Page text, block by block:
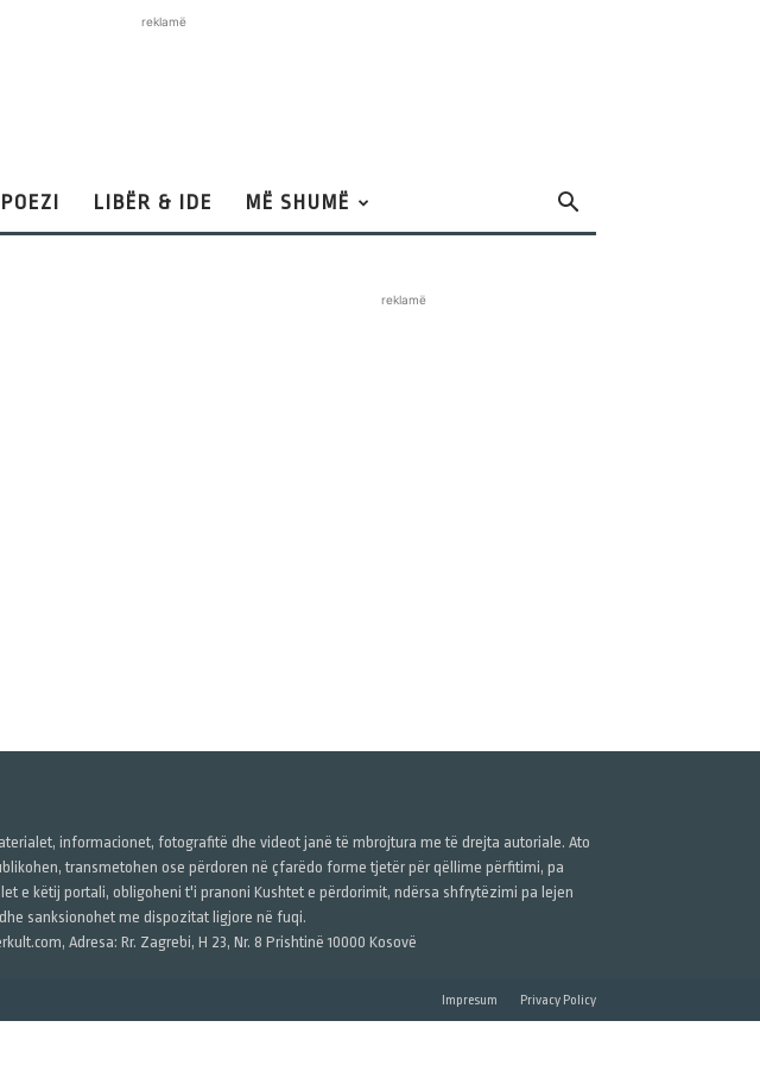
reklamë
POEZI LIBËR & IDE MË SHUMË
reklamë
informacionet, fotografitë dhe videot janë të mbrojtura me të drejta autoriale. Ato
transmetohen ose përdoren në çfarëdo forme tjetër për qëllime përfitimi, pa
e këtij portali, obligoheni t'i pranoni Kushtet e përdorimit, ndërsa shfrytëzimi pa lejen
sanksionohet me dispozitat ligjore në fuqi.
Adresa: Rr. Zagrebi, H 23, Nr. 8 Prishtinë 10000 Kosovë
Impresum Privacy Policy